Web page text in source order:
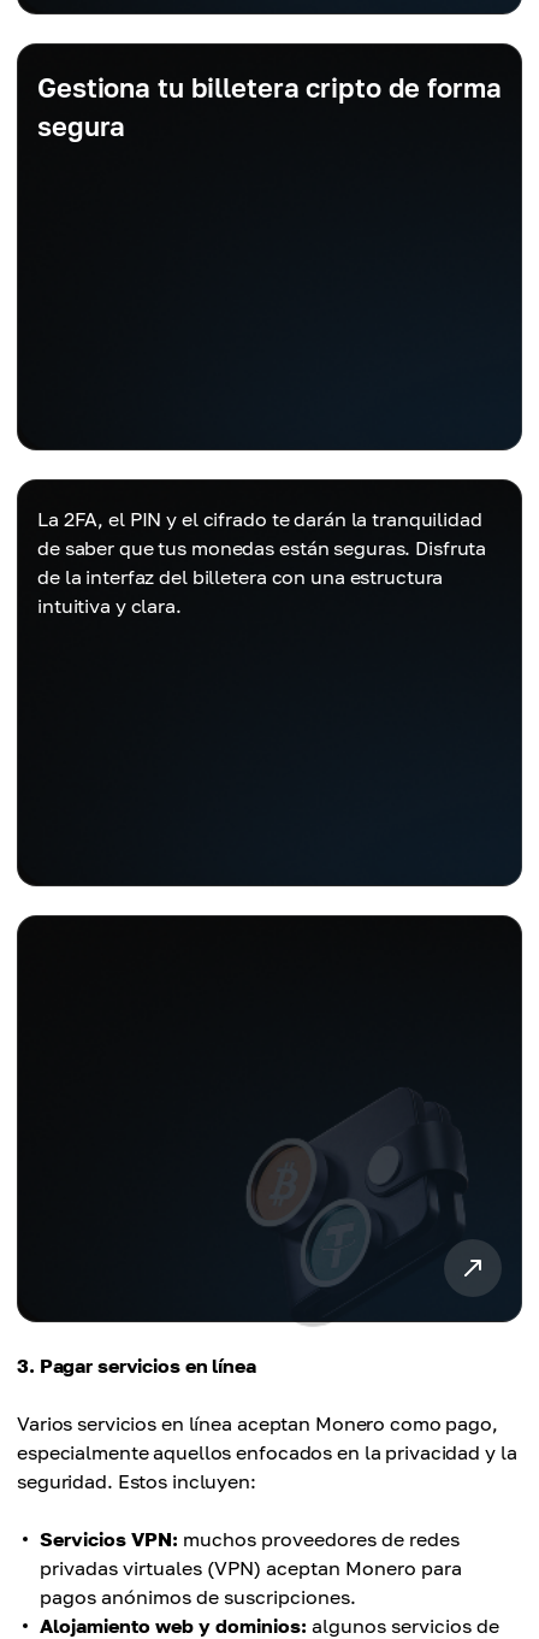
Gestiona tu billetera cripto de forma
segura
La 2FA, el PIN y el cifrado te darán la tranquilidad
de saber que tus monedas están seguras. Disfruta
de la interfaz del billetera con una estructura
intuitiva y clara.
3. Pagar servicios en línea
Varios servicios en línea aceptan Monero como pago,
especialmente aquellos enfocados en la privacidad y la
seguridad. Estos incluyen:
Servicios VPN: muchos proveedores de redes
privadas virtuales (VPN) aceptan Monero para
pagos anónimos de suscripciones.
Alojamiento web y dominios: algunos servicios de